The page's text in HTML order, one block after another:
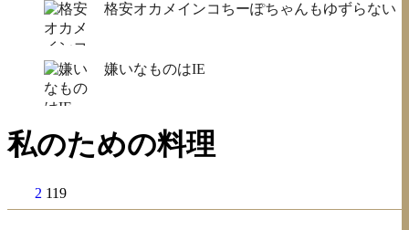
格安オカメインコちーぽちゃんもゆずらない
嫌いなものはIE
私のための料理
2 119